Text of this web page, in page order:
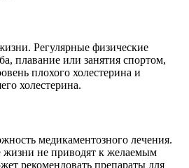
Регулярные физические
плавание или занятия спортом,
плохого холестерина и
холестерина.
медикаментозного лечения.
жизни не приводят к желаемым
рекомендовать препараты для